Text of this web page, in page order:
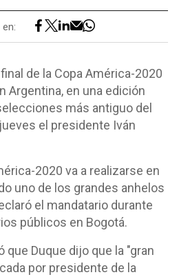
de la Copa América-2020
Argentina, en una edición
más antiguo del
el presidente Iván
2020 va a realizarse en
uno de los grandes anhelos
el mandatario durante
públicos en Bogotá.
que Duque dijo que la "gran
por presidente de la